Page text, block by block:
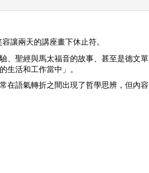
讓兩天的講座畫下休止符。
、聖經與馬太福音的故事、甚至是德文單
生活和工作當中」。
在語氣轉折之間出現了哲學思辨，但內容